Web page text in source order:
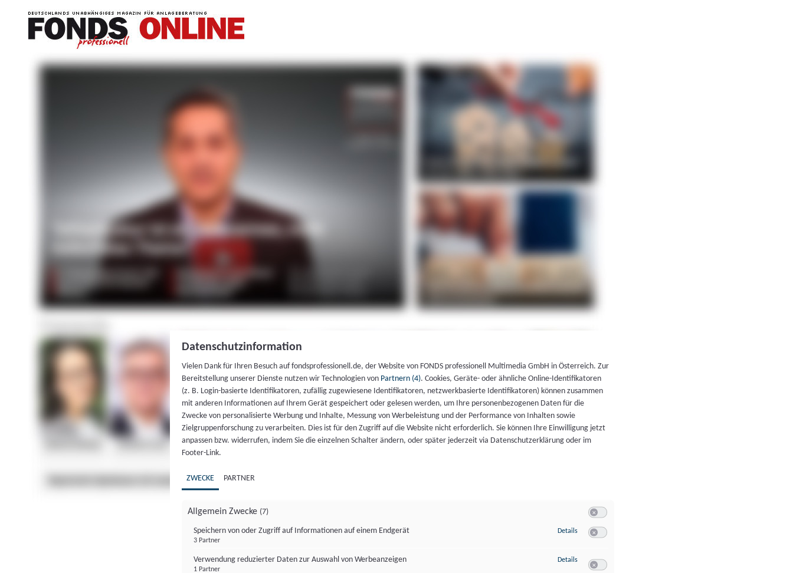
Datenschutzinformation
Vielen Dank für Ihren Besuch auf fondsprofessionell.de, der Website von FONDS professionell Multimedia GmbH in Österreich. Zur
Bereitstellung unserer Dienste nutzen wir Technologien von Partnern (4). Cookies, Geräte- oder ähnliche Online-Identifikatoren
(z. B. Login-basierte Identifikatoren, zufällig zugewiesene Identifikatoren, netzwerkbasierte Identifikatoren) können zusammen
mit anderen Informationen auf Ihrem Gerät gespeichert oder gelesen werden, um Ihre personenbezogenen Daten für die
Zwecke von personalisierte Werbung und Inhalte, Messung von Werbeleistung und der Performance von Inhalten sowie
Zielgruppenforschung zu verarbeiten. Dies ist für den Zugriff auf die Website nicht erforderlich. Sie können Ihre Einwilligung jetzt
anpassen bzw. widerrufen, indem Sie die einzelnen Schalter ändern, oder später jederzeit via Datenschutzerklärung oder im
Footer-Link.
ZWECKE PARTNER
Allgemein Zwecke (7)
Speichern von oder Zugriff auf Informationen auf einem Endgerät
3 Partner
Details zu Speichern von oder Zugriff auf Informationen auf einem Endgerät
Verwendung reduzierter Daten zur Auswahl von Werbeanzeigen
1 Partner
Details zu Verwendung reduzierter Daten zur Auswahl von Werbeanzeigen